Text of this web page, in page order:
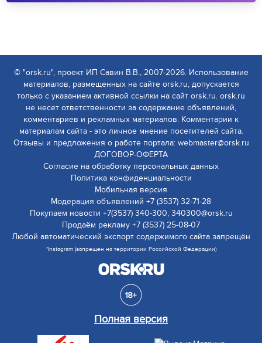
© "orsk.ru", проект ИП Савин В.В., 2007-2026. Использование
материалов, размещенных на сайте orsk.ru, допускается
только с указанием активной ссылки на сайт orsk.ru. orsk.ru
не несет ответственности за содержание объявлений,
комментариев и рекламных материалов. Комментарии к
материалам сайта - это личное мнение посетителей сайта.
Отзывы и предложения о работе портала: webmaster@orsk.ru
ДОГОВОР-ОФЕРТА
Согласие на обработку персональных данных
Политика конфиденциальности
Мобильная версия
Модерация объявлений +7 (3537) 32-71-28
Покупаем новости +7(3537) 340-300, 340300@orsk.ru
Продаём рекламу +7 (3537) 25-08-07
Любой автоматический экспорт содержимого сайта запрещён
*Instagram (запрещен на территории Российской Федерации)
Полная версия